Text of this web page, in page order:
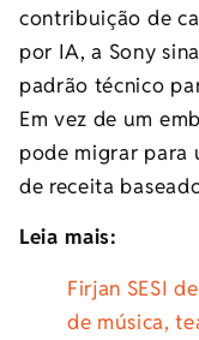
contribuição de
por IA, a Sony
padrão técnico
Em vez de um
pode migrar para
de receita
Leia mais:
Firjan SESI
de música,